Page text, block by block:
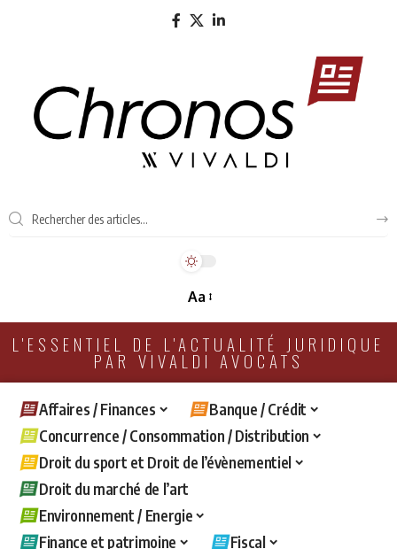
Aa
L'ESSENTIEL DE L'ACTUALITÉ JURIDIQUE
PAR VIVALDI AVOCATS
Affaires / Finances
Banque / Crédit
Concurrence / Consommation / Distribution
Droit du sport et Droit de l’évènementiel
Droit du marché de l’art
Environnement / Energie
Finance et patrimoine
Fiscal